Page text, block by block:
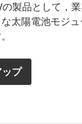
製品として，
太陽電池モジ
プ